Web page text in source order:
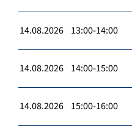
14.08.2026 13:00-14:00
14.08.2026 14:00-15:00
14.08.2026 15:00-16:00